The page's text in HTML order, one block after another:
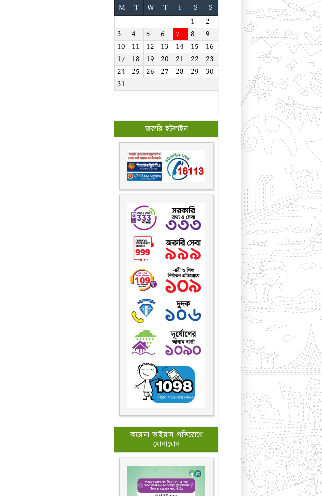
M
T W T F S
S
1
2
3
4 5 6 7 8
9
10
11 12 13 14 15
16
17
18 19 20 21 22
23
24
25 26 27 28 29
30
31
জরুরি হটলাইন
করোনা ভাইরাস প্রতিরোধে
যোগাযোগ